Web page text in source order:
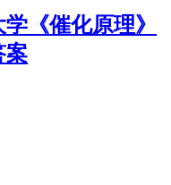
《催化原理》
案